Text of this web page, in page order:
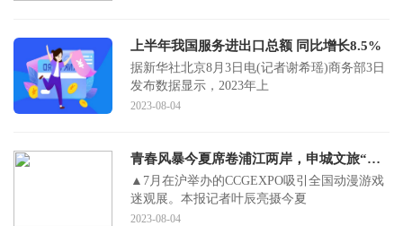
上半年我国服务进出口总额 同比增长8.5%
据新华社北京8月3日电(记者谢希瑶)商务部3日
发布数据显示，2023年上
2023-08-04
青春风暴今夏席卷浦江两岸，申城文旅“科技含量”与“二次元浓度”同步升高
▲7月在沪举办的CCGEXPO吸引全国动漫游戏
迷观展。本报记者叶辰亮摄今夏
2023-08-04